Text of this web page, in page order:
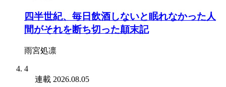
四半世紀、毎日飲酒しないと眠れなかった人
間がそれを断ち切った顛末記
雨宮処凛
4
連載 2026.08.05